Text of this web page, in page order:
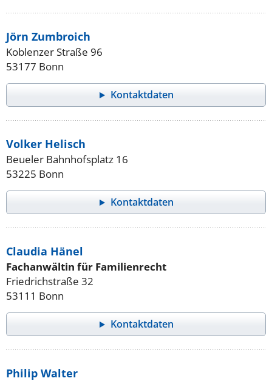
Jörn Zumbroich
Koblenzer Straße 96
53177 Bonn
Kontaktdaten
Volker Helisch
Beueler Bahnhofsplatz 16
53225 Bonn
Kontaktdaten
Claudia Hänel
Fachanwältin für Familienrecht
Friedrichstraße 32
53111 Bonn
Kontaktdaten
Philip Walter